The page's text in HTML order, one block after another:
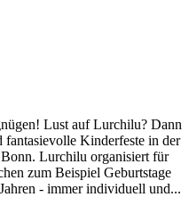
Lust auf Lurchilu? Dann
Kinderfeste in der
Lurchilu organisiert für
zum Beispiel Geburtstage
- immer individuell und...